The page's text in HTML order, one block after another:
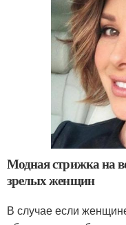
Модная стрижка на
зрелых женщин
В случае если